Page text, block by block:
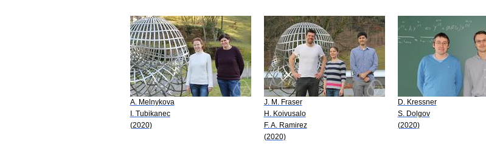
A. Melnykova
I. Tubikanec
(2020)
J. M. Fraser
H. Koivusalo
F. A. Ramirez
(2020)
D. Kressner
S. Dolgov
(2020)